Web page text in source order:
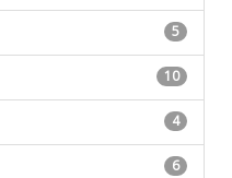
5
10
4
6